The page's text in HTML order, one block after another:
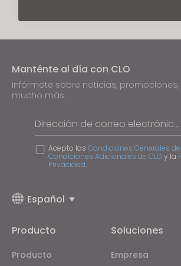
Manténte al día con CLO
Infórmate sobre noticias, promociones,
mucho más.
Dirección de correo electrónico
Acepto las Condiciones Generales
Condiciones Adicionales de CLO y la
Privacidad.
Español
Producto
Producto
Soluciones
Empresa